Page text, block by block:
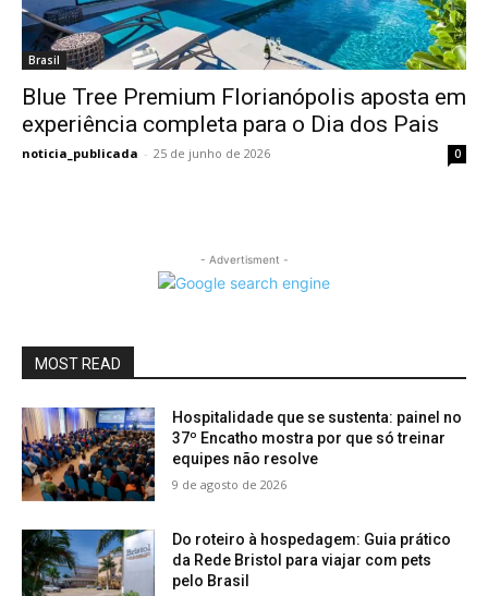
Brasil
Blue Tree Premium Florianópolis aposta em
experiência completa para o Dia dos Pais
noticia_publicada - 25 de junho de 2026 0
- Advertisment -
MOST READ
Hospitalidade que se sustenta: painel no
37º Encatho mostra por que só treinar
equipes não resolve
9 de agosto de 2026
Do roteiro à hospedagem: Guia prático
da Rede Bristol para viajar com pets
pelo Brasil